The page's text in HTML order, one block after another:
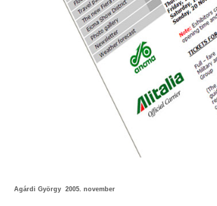
Agárdi György 2005. november